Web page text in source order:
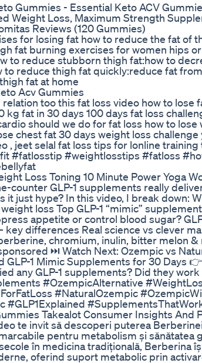
Gummies - Essential Keto ACV
Weight Loss, Maximum Strength
Reviews (120 Gummies)
for losing fat how to reduce the fat of
fat burning exercises for women hips
to reduce stubborn thigh fat:how to
to reduce thigh fat quickly:reduce fat
fat at home
Acv Gummies
relation too this fat loss video how to lose
kg fat in 30 days 100 days fat loss
should we do for fat loss how to
chest fat 30 days weight loss
, jeet selal fat loss tips for lonline
#fatlosstip #weightlosstips #fatloss
Loss Toning 10 Minute Power Yoga
counter GLP-1 supplements really
just hype? In this video, I break down:
loss Top GLP-1 “mimic”
appetite or control blood sugar?
differences Real science vs clever
chromium, inulin, bitter melon &
⏭ Watch Next: Ozempic vs
GLP-1 Mimic Supplements for 30 Days
any GLP-1 supplements? Did they
#OzempicAlternative
#NaturalOzempic
#GLP1Explained
Takealot Consumer Insights And
te invit să descoperi puterea
pentru metabolism și sănătatea
în medicina tradițională, Berberina
oferind suport metabolic prin